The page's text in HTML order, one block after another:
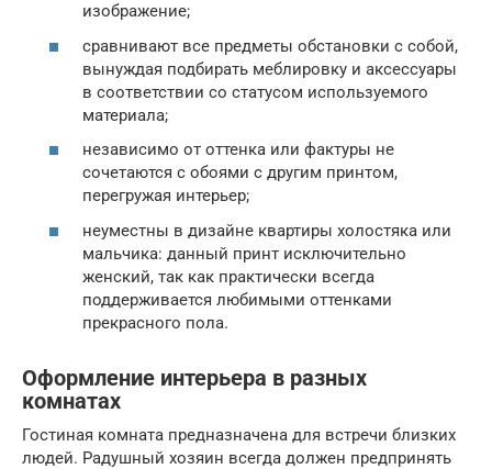
изображение;
сравнивают все предметы обстановки с собой,
вынуждая подбирать меблировку и аксессуары
в соответствии со статусом используемого
материала;
независимо от оттенка или фактуры не
сочетаются с обоями с другим принтом,
перегружая интерьер;
неуместны в дизайне квартиры холостяка или
мальчика: данный принт исключительно
женский, так как практически всегда
поддерживается любимыми оттенками
прекрасного пола.
Оформление интерьера в разных
комнатах
Гостиная комната предназначена для встречи близких
людей. Радушный хозяин всегда должен предпринять